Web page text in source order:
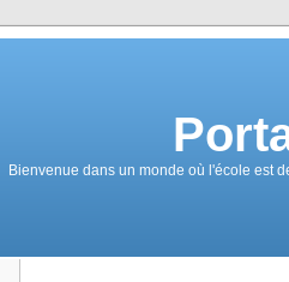
Bienvenue dans un monde où l'école est